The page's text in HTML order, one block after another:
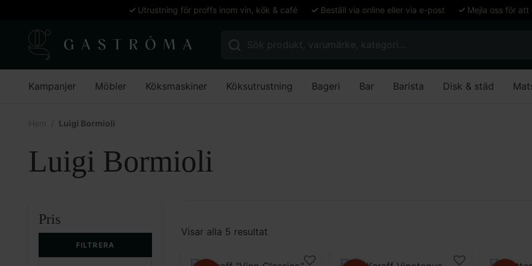
Utrustning för proffs inom vin, kök & café Beställ via online eller via e-post Mejla oss för att
Sök efter:
Kampanjer Möbler Köksmaskiner Köksutrustning Bageri Bar Barista Disk & städ
Luigi Bormioli
Luigi Bormioli
Pris
FILTRERA
Visar alla 5 resultat